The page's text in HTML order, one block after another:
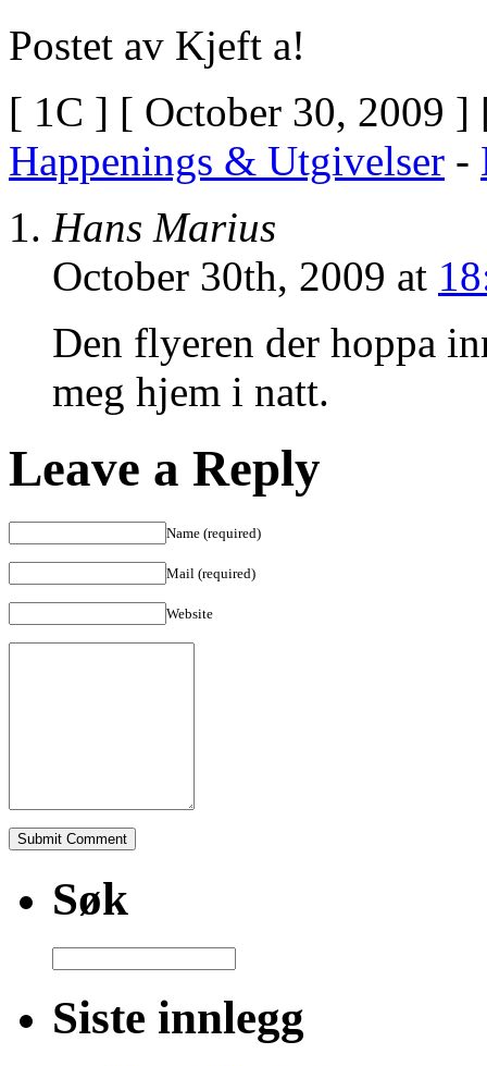
Ultram
Give
SeizuresWhat
Of
Drug
Is
Is
Ultram
TreatUltram
Message
Boards
Postet av Kjeft a!
[ 1C ] [ October 30, 2009
Happenings & Utgivelser -
Hans Marius
October 30th, 2009 at
Den flyeren der hoppa
meg hjem i natt.
Leave a Reply
Name (required)
Mail (required)
Website
Søk
Siste innlegg